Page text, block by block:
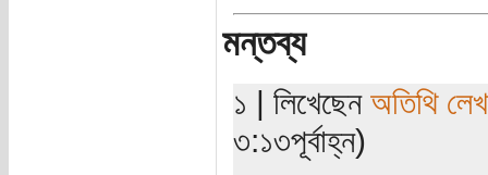
মন্তব্য
১ | লিখেছেন অতিথি
৩:১৩পূর্বাহ্ন)